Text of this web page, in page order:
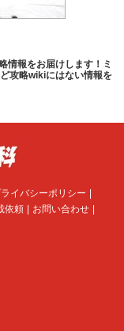
情報をお届けします！ミ
攻略wikiにはない情報を
イバシーポリシー
依頼
お問い合わせ